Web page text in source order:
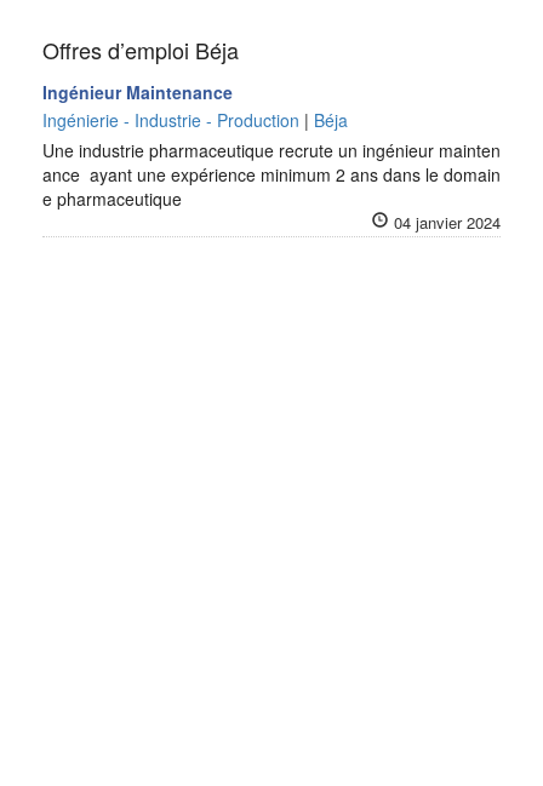
Offres d’emploi Béja
Ingénieur Maintenance
Ingénierie - Industrie - Production | Béja
Une industrie pharmaceutique recrute un ingénieur mainten
ance ayant une expérience minimum 2 ans dans le domain
e pharmaceutique
04 janvier 2024